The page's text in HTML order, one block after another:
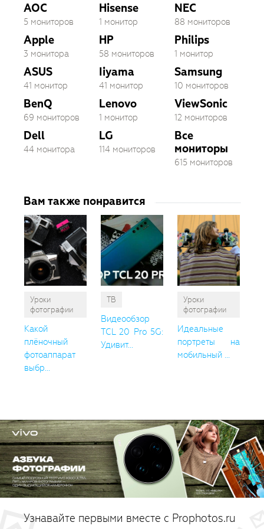
AOC
5 мониторов
Apple
3 монитора
ASUS
41 монитор
BenQ
69 мониторов
Dell
44 монитора
Hisense
1 монитор
HP
58 мониторов
Iiyama
41 монитор
Lenovo
1 монитор
LG
114 мониторов
NEC
88 мониторов
Philips
1 монитор
Samsung
10 мониторов
ViewSonic
12 мониторов
Все
мониторы
615 мониторов
Вам также понравится
Уроки
фотографии
Какой
плёночный
фотоаппарат
выбр...
ТВ
Видеообзор
TCL 20 Pro 5G:
Удивит...
Уроки
фотографии
Идеальные
портреты на
мобильный ...
Узнавайте первыми вместе с Prophotos.ru